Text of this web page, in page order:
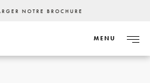
NOTRE BROCHURE
MENU